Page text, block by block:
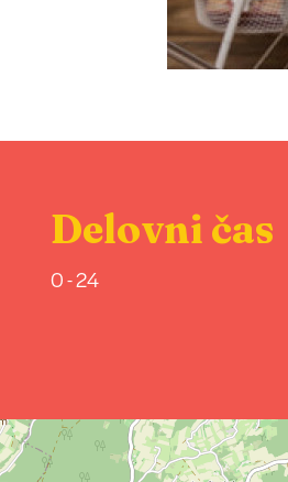
Delovni čas
0 - 24